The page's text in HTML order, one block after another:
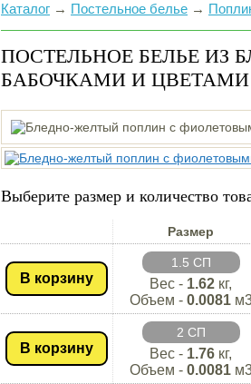
Каталог → Постельное белье →
ПОСТЕЛЬНОЕ БЕЛЬЕ
БАБОЧКАМИ И
Выберите размер и количество
Размер
В корзину
1.5 СП
Вес - 1.62 кг,
Объем - 0.0081
В корзину
2 СП
Вес - 1.76 кг,
Объем - 0.0081